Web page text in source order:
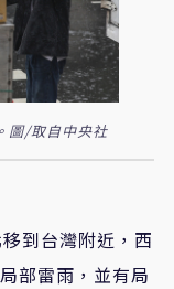
圖/取自中央社
到台灣附近，西
部雷雨，並有局